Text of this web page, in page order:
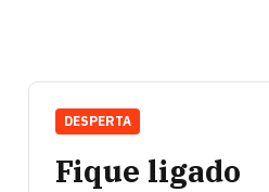
Fique ligado
DESPERTA